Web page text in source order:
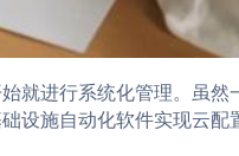
就进行系统化管理。虽
设施自动化软件实现云配